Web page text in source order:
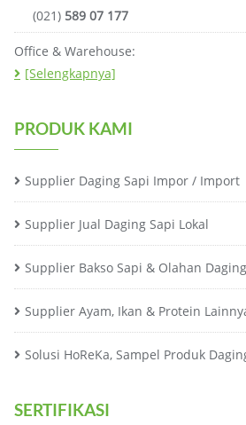
(021) 589 07 177
Office & Warehouse:
[Selengkapnya]
PRODUK KAMI
Supplier Daging Sapi Impor / Import
Supplier Jual Daging Sapi Lokal
Supplier Bakso Sapi & Olahan Daging
Supplier Ayam, Ikan & Protein
Solusi HoReKa, Sampel Produk
SERTIFIKASI